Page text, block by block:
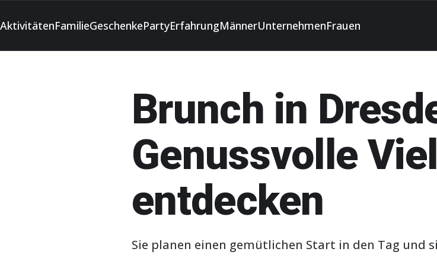
AktivitätenFamilieGeschenkePartyErfahrungMännerUnternehmenFrauen
Brunch in
Genussvolle
entdecken
Sie planen einen gemütlichen Start in den Tag und